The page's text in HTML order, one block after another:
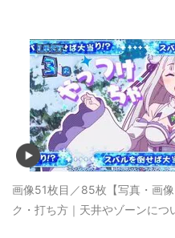
画像51枚目／85枚 【写真・画
ク・打ち方｜天井やゾーンに